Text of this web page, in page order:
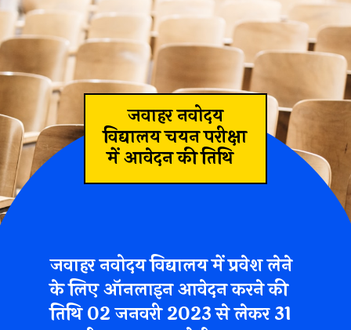
जवाहर नवोदय
विद्यालय चयन परीक्षा
में आवेदन की तिथि
जवाहर नवोदय विद्यालय में प्रवेश लेने
के लिए ऑनलाइन आवेदन करने की
तिथि02 जनवरी 2023 से लेकर 31